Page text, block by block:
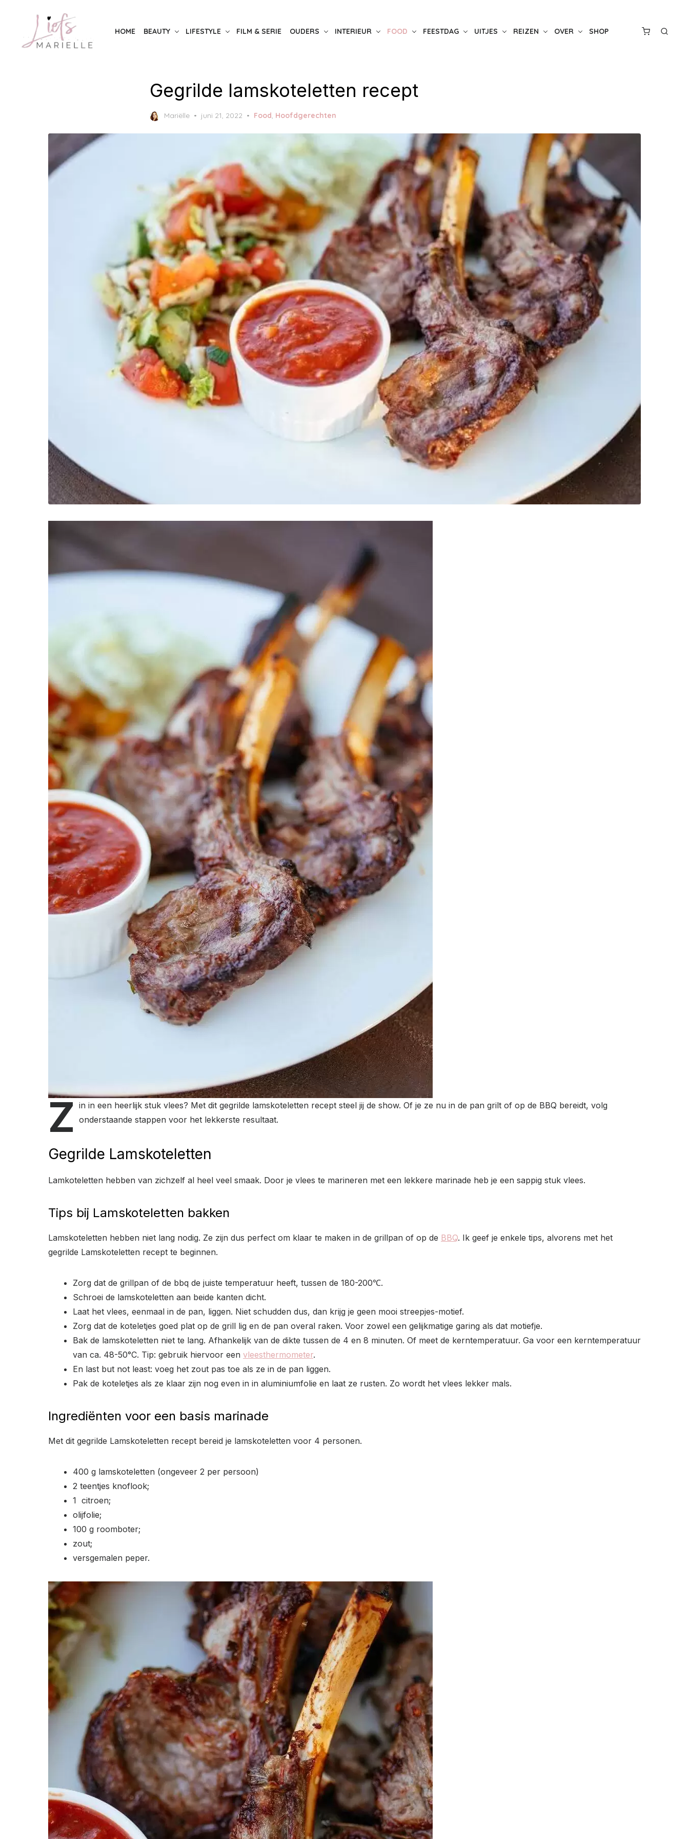
content
HOME BEAUTY LIFESTYLE FILM & SERIE OUDERS INTERIEUR FOOD FEESTDAG UITJES REIZEN OVER SHOP
Gegrilde lamskoteletten recept
Mariëlle
Posted
juni 21, 2022 Food Hoofdgerechten
Z in in een heerlijk stuk vlees? Met dit gegrilde lamskoteletten recept steel jij de show. Of je ze nu in de pan grilt of op de BBQ bereidt, volg
onderstaande stappen voor het lekkerste resultaat.
Gegrilde Lamskoteletten
Lamkoteletten hebben van zichzelf al heel veel smaak. Door je vlees te marineren met een lekkere marinade heb je een sappig stuk vlees.
Tips bij Lamskoteletten bakken
Lamskoteletten hebben niet lang nodig. Ze zijn dus perfect om klaar te maken in de grillpan of op de BBQ. Ik geef je enkele tips, alvorens met het
gegrilde Lamskoteletten recept te beginnen.
Zorg dat de grillpan of de bbq de juiste temperatuur heeft, tussen de 180-200℃.
Schroei de lamskoteletten aan beide kanten dicht.
Laat het vlees, eenmaal in de pan, liggen. Niet schudden dus, dan krijg je geen mooi streepjes-motief.
Zorg dat de koteletjes goed plat op de grill lig en de pan overal raken. Voor zowel een gelijkmatige garing als dat motiefje.
Bak de lamskoteletten niet te lang. Afhankelijk van de dikte tussen de 4 en 8 minuten. Of meet de kerntemperatuur. Ga voor een kerntemperatuur
van ca. 48-50°C. Tip: gebruik hiervoor een vleesthermometer.
En last but not least: voeg het zout pas toe als ze in de pan liggen.
Pak de koteletjes als ze klaar zijn nog even in in aluminiumfolie en laat ze rusten. Zo wordt het vlees lekker mals.
Ingrediënten voor een basis marinade
Met dit gegrilde Lamskoteletten recept bereid je lamskoteletten voor 4 personen.
400 g lamskoteletten (ongeveer 2 per persoon)
2 teentjes knoflook;
1 citroen;
olijfolie;
100 g roomboter;
zout;
versgemalen peper.